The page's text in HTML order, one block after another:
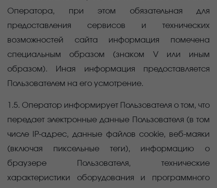
Оператора, при этом обязательная для
предоставления сервисов и технических
возможностей сайта информация помечена
специальным образом (знаком V или иным
образом). Иная информация предоставляется
Пользователем на его усмотрение.
1.5. Оператор информирует Пользователя о том, что
передает электронные данные Пользователя (в том
числе IP-адрес, данные файлов cookie, веб-маяки
(включая пиксельные теги), информацию о
браузере Пользователя, технические
характеристики оборудования и программного